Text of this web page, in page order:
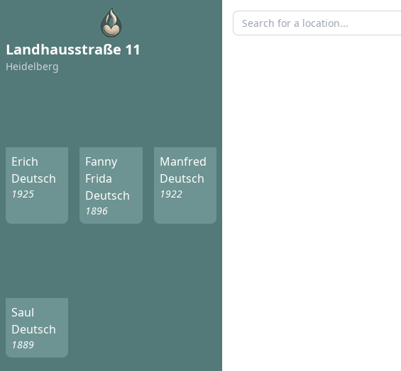
Landhausstraße 11
Heidelberg
Erich
Deutsch
1925
Fanny
Frida
Deutsch
1896
Manfred
Deutsch
1922
Saul
Deutsch
1889